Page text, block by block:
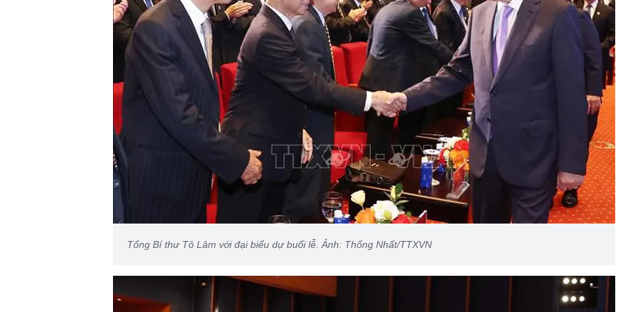
Tổng Bí thư Tô Lâm với đại biểu dự buổi lễ. Ảnh: Thống Nhất/TTXVN